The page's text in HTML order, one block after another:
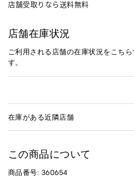
店舗受取りなら送料無料
店舗在庫状況
ご利用される店舗の在庫状況をこち
す。
在庫がある近隣店舗
この商品について
商品番号: 360654